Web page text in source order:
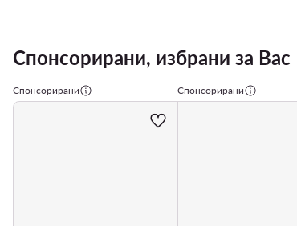
Спонсорирани, избрани за Вас
Спонсорирани Спонсорирани